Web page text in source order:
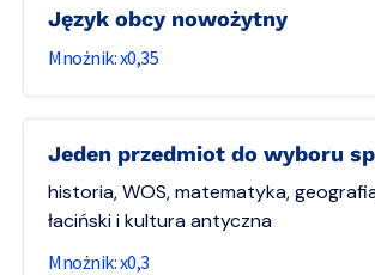
język obcy nowożytny
0,35
jeden przedmiot do wyboru
historia, WOS, matematyka,
łaciński i kultura antyczna
0,3